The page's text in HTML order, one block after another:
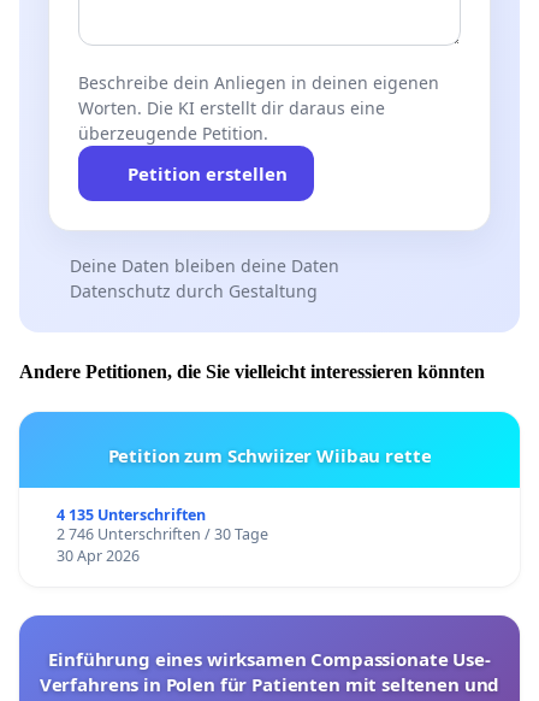
Beschreibe dein Anliegen in deinen eigenen
Worten. Die KI erstellt dir daraus eine
überzeugende Petition.
Petition erstellen
Deine Daten bleiben deine Daten
Datenschutz durch Gestaltung
Andere Petitionen, die Sie vielleicht interessieren könnten
Petition zum Schwiizer Wiibau rette
4 135 Unterschriften
2 746 Unterschriften / 30 Tage
30 Apr 2026
Einführung eines wirksamen Compassionate Use-
Verfahrens in Polen für Patienten mit seltenen und